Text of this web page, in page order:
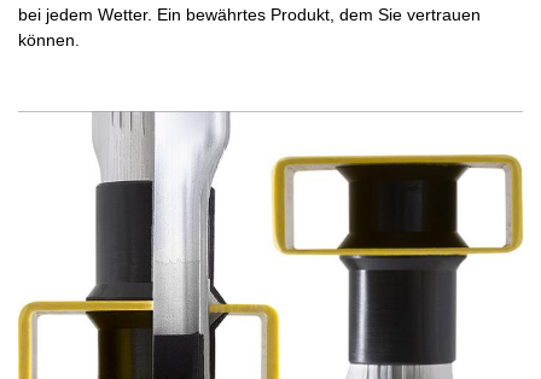
bei jedem Wetter. Ein bewährtes Produkt, dem Sie vertrauen
können.